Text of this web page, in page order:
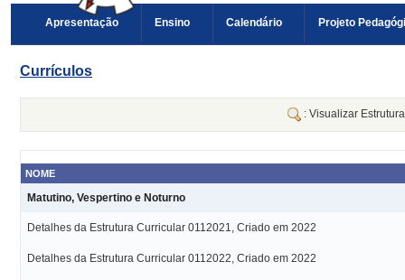
Apresentação Ensino Calendário Projeto
Currículos
: Visualizar
NOME
Matutino, Vespertino e Noturno
Detalhes da Estrutura Curricular 0112021, Criado em 2022
Detalhes da Estrutura Curricular 0112022, Criado em 2022